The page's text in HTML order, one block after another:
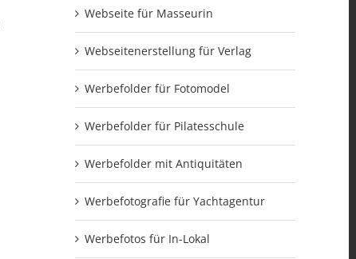
Webseite für Masseurin
Webseitenerstellung für Verlag
Werbefolder für Fotomodel
Werbefolder für Pilatesschule
Werbefolder mit Antiquitäten
Werbefotografie für Yachtagentur
Werbefotos für In-Lokal